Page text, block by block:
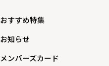
おすすめ特集
お知らせ
メンバーズカード